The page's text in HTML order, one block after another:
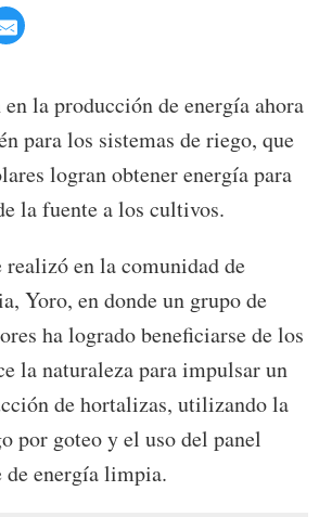
la producción de energía ahora
para los sistemas de riego, que
logran obtener energía para
la fuente a los cultivos.
en la comunidad de
Yoro, en donde un grupo de
ha logrado beneficiarse de los
la naturaleza para impulsar un
de hortalizas, utilizando la
por goteo y el uso del panel
de energía limpia.